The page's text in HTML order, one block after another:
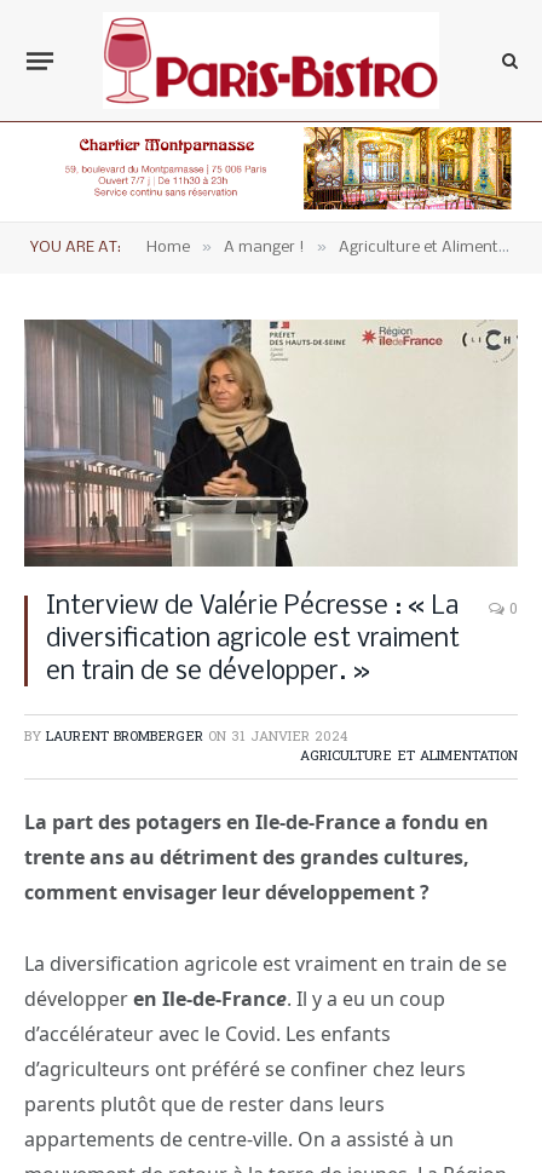
YOU ARE AT: Home » A manger ! » Agriculture et Alimentation
Interview de Valérie Pécresse : « La
diversification agricole est vraiment
en train de se développer. »
0
BY LAURENT BROMBERGER ON 31 JANVIER 2024
AGRICULTURE ET ALIMENTATION
La part des potagers en Ile-de-France a fondu en
trente ans au détriment des grandes cultures,
comment envisager leur développement ?
La diversification agricole est vraiment en train de se
développeren Ile-de-France. Il y a eu un coup
d’accélérateur avec le Covid. Les enfants
d’agriculteurs ont préféré se confiner chez leurs
parents plutôt que de rester dans leurs
appartements de centre-ville. On a assisté à un